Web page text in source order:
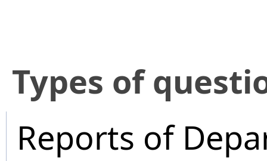
​Types of
Reports of